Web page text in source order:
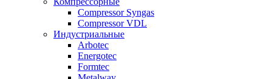
Compressor Syngas
Compressor VDL
Индустриальные
Arbotec
Energotec
Formtec